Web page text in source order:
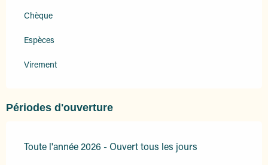
Chèque
Espèces
Virement
Périodes d'ouverture
Toute l'année 2026 - Ouvert tous les jours